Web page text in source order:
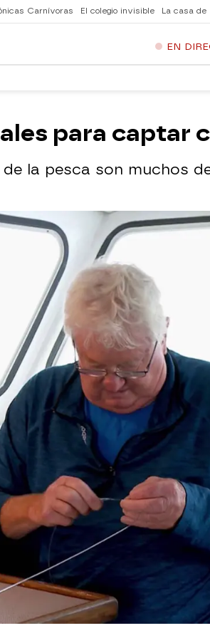
Carnívoras El colegio invisible La casa de
EN
para captar
la pesca son muchos
WhatsappFacebook
X
preparalos
experiencia seguro
los ojos cerrados.
y sirve para pescar